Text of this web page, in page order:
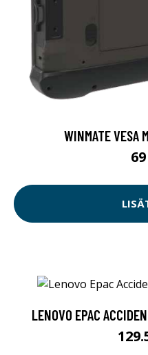
WINMATE VESA
LENOVO EPAC